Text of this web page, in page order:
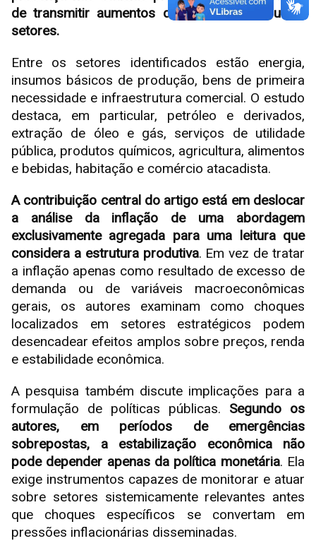
de transmitir aumentos de custos para outros
setores.
Entre os setores identificados estão energia,
insumos básicos de produção, bens de primeira
necessidade e infraestrutura comercial. O estudo
destaca, em particular, petróleo e derivados,
extração de óleo e gás, serviços de utilidade
pública, produtos químicos, agricultura, alimentos
e bebidas, habitação e comércio atacadista.
A contribuição central do artigo está em deslocar
a análise da inflação de uma abordagem
exclusivamente agregada para uma leitura que
considera a estrutura produtiva. Em vez de tratar
a inflação apenas como resultado de excesso de
demanda ou de variáveis macroeconômicas
gerais, os autores examinam como choques
localizados em setores estratégicos podem
desencadear efeitos amplos sobre preços, renda
e estabilidade econômica.
A pesquisa também discute implicações para a
formulação de políticas públicas. Segundo os
autores, em períodos de emergências
sobrepostas, a estabilização econômica não
pode depender apenas da política monetária. Ela
exige instrumentos capazes de monitorar e atuar
sobre setores sistemicamente relevantes antes
que choques específicos se convertam em
pressões inflacionárias disseminadas.